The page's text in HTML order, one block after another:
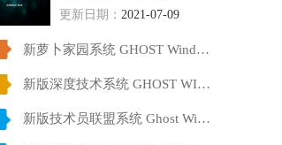
更新日期： 2021-07-09
新萝卜家园系统 GHOST Windows10 X64 SP1 稳定装机版 V2021.07
新版深度技术系统 GHOST WIN10 X64 SP1 通用旗舰版 V2021.07
新版技术员联盟系统 Ghost Win10 X64 稳定装机版 V2021.07